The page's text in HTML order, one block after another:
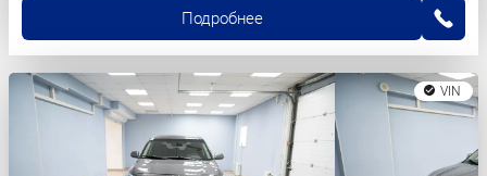
Подробнее
VIN